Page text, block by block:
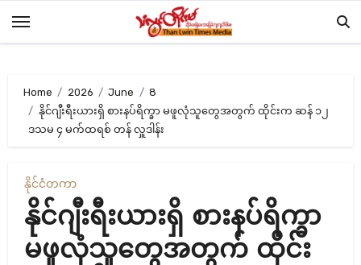
Home 2026 June
8
နိုင်ဂျီးရီးယားရှိ စားနပ်ရိက္ခာ မဖူလုံသူတွေအတွက် ထိုင်းက ဆန် ၁၂
ဒသမ ၄ မက်ထရစ် တန် လှူဒါန်း
နိုင်ငံတကာ
နိုင်ဂျီးရီးယားရှိ စားနပ်ရိက္ခာ
မဖူလုံသူတွေအတွက် ထိုင်း